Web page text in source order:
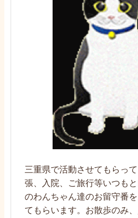
三重県で活動させてもらっ
張、入院、ご旅行等いつも
のわんちゃん達のお留守番
てもらいます。お散歩のみ、